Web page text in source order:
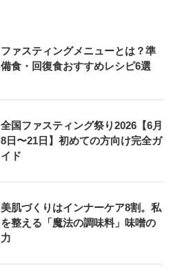
ファスティングメニューとは？準
備食・回復食おすすめレシピ6選
全国ファスティング祭り2026【6月
8日〜21日】初めての方向け完全ガ
イド
美肌づくりはインナーケア8割。私
を整える「魔法の調味料」味噌の
力